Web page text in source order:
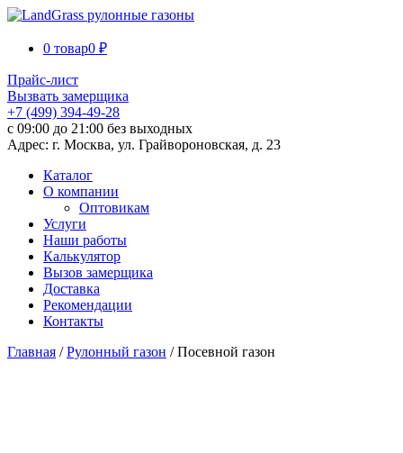
0 товар0 ₽
Прайс-лист
Вызвать замерщика
+7 (499) 394-49-28
с 09:00 до 21:00 без выходных
Адрес: г. Москва, ул. Грайвороновская, д. 23
Каталог
О компании
Оптовикам
Услуги
Наши работы
Калькулятор
Вызов замерщика
Доставка
Рекомендации
Контакты
Главная /Рулонный газон / Посевной газон